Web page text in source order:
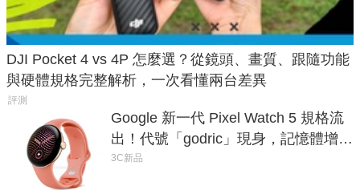
DJI Pocket 4 vs 4P 怎麼選？從鏡頭、畫質、跟隨功能
與硬體規格完整解析，一次看懂兩台差異
評測
Google 新一代 Pixel Watch 5 規格流
出！代號「godric」現身，記憶體增強
鎖定 AI 應用
3C新品